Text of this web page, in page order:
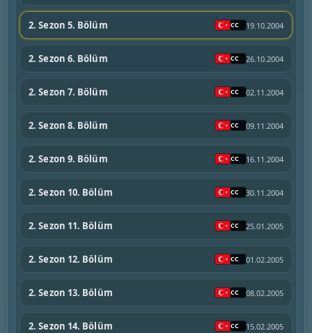
2. Sezon 5. Bölüm 19.10.2004
2. Sezon 6. Bölüm 26.10.2004
2. Sezon 7. Bölüm 02.11.2004
2. Sezon 8. Bölüm 09.11.2004
2. Sezon 9. Bölüm 16.11.2004
2. Sezon 10. Bölüm 30.11.2004
2. Sezon 11. Bölüm 25.01.2005
2. Sezon 12. Bölüm 01.02.2005
2. Sezon 13. Bölüm 08.02.2005
2. Sezon 14. Bölüm 15.02.2005